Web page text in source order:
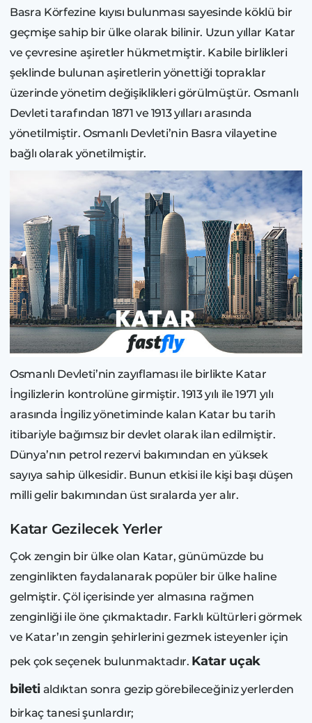
Basra Körfezine kıyısı bulunması sayesinde köklü bir
geçmişe sahip bir ülke olarak bilinir. Uzun yıllar Katar
ve çevresine aşiretler hükmetmiştir. Kabile birlikleri
şeklinde bulunan aşiretlerin yönettiği topraklar
üzerinde yönetim değişiklikleri görülmüştür. Osmanlı
Devleti tarafından 1871 ve 1913 yılları arasında
yönetilmiştir. Osmanlı Devleti’nin Basra vilayetine
bağlı olarak yönetilmiştir.
Osmanlı Devleti’nin zayıflaması ile birlikte Katar
İngilizlerin kontrolüne girmiştir. 1913 yılı ile 1971 yılı
arasında İngiliz yönetiminde kalan Katar bu tarih
itibariyle bağımsız bir devlet olarak ilan edilmiştir.
Dünya’nın petrol rezervi bakımından en yüksek
sayıya sahip ülkesidir. Bunun etkisi ile kişi başı düşen
milli gelir bakımından üst sıralarda yer alır.
Katar Gezilecek Yerler
Çok zengin bir ülke olan Katar, günümüzde bu
zenginlikten faydalanarak popüler bir ülke haline
gelmiştir. Çöl içerisinde yer almasına rağmen
zenginliği ile öne çıkmaktadır. Farklı kültürleri görmek
ve Katar’ın zengin şehirlerini gezmek isteyenler için
pek çok seçenek bulunmaktadır. Katar uçak
biletialdıktan sonra gezip görebileceğiniz yerlerden
birkaç tanesi şunlardır;